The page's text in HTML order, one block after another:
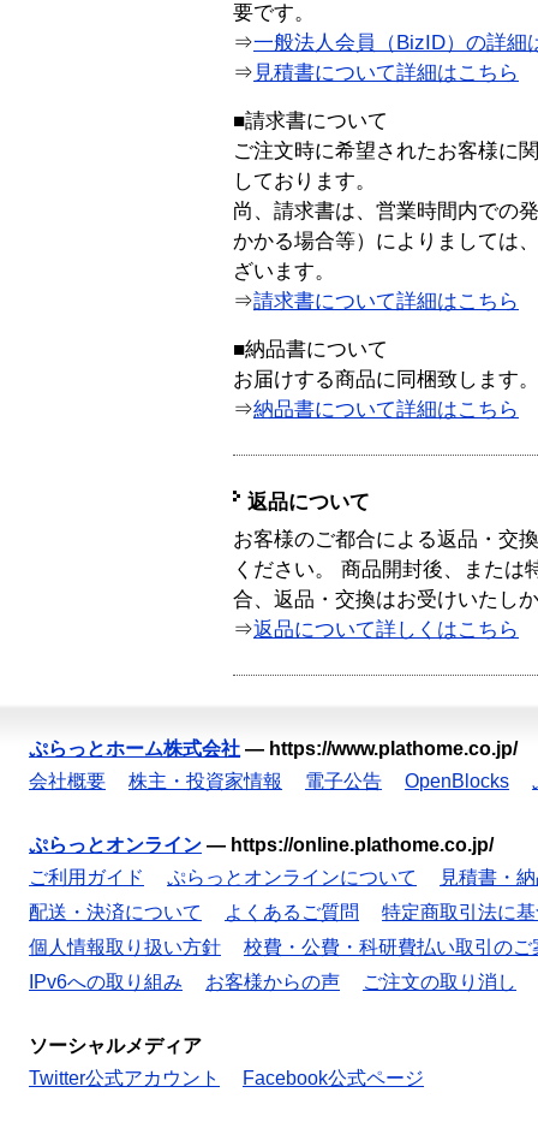
要です。
⇒一般法人会員（BizID）の詳細
⇒ 見積書について詳細はこちら
■請求書について
ご注文時に希望されたお客様に
しております。
尚、請求書は、営業時間内での
かかる場合等）によりましては
ざいます。
⇒請求書について詳細はこちら
■納品書について
お届けする商品に同梱致します。
⇒納品書について詳細はこちら
返品について
お客様のご都合による返品・交
ください。 商品開封後、または
合、返品・交換はお受けいたし
⇒返品について詳しくはこちら
ぷらっとホーム株式会社 — https://www.plathome.co.jp/
会社概要
株主・投資家情報 電子公告 OpenBlocks
ぷらっとオンライン — https://online.plathome.co.jp/
ご利用ガイド
ぷらっとオンラインについて
見積書・
配送・決済について
よくあるご質問
特定商取引法に
個人情報取り扱い方針
校費・公費・科研費払い取引のご
IPv6への取り組み
お客様からの声 ご注文の取り消し
ソーシャルメディア
Twitter公式アカウント
Facebook公式ページ